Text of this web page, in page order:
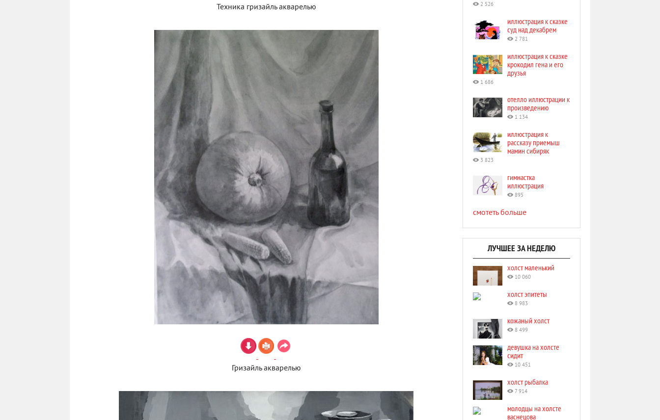
Техника гризайль акварелью
Гризайль акварелью
2 526
иллюстрация к сказке
суд над декабрем
2 781
иллюстрация к сказке
крокодил гена и его
друзья
1 686
отелло иллюстрации к
произведению
1 134
иллюстрация к
рассказу приемыш
мамин сибиряк
3 823
гимнастка
иллюстрация
895
смотеть больше
ЛУЧШЕЕ ЗА НЕДЕЛЮ
холст маленький
10 060
холст эпитеты
8 983
кожаный холст
8 499
девушка на холсте
сидит
10 451
холст рыбалка
7 914
молодцы на холсте
васнецова